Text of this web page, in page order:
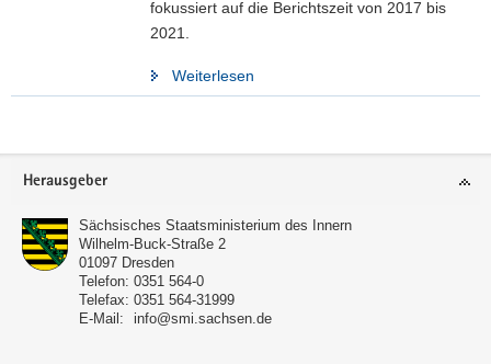
fokussiert auf die Berichtszeit von 2017 bis
2021.
Weiterlesen
Footer-
Herausgeber
Sächsisches Staatsministerium des Innern
Wilhelm-Buck-Straße 2
01097 Dresden
Telefon: 0351 564-0
Telefax: 0351 564-31999
E-Mail:
info@smi.sachsen.de